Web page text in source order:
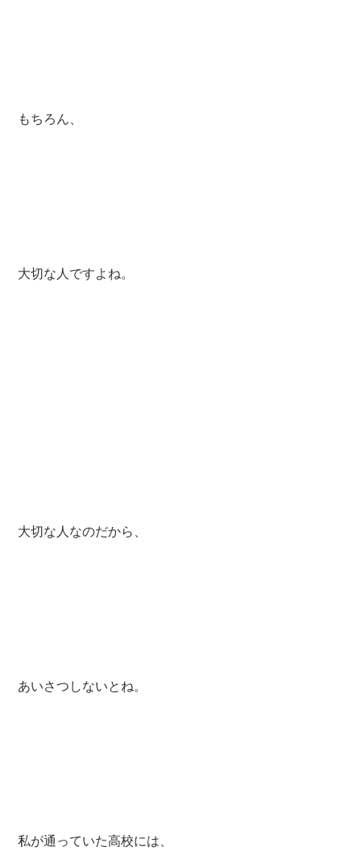
もちろん、
大切な人ですよね。
大切な人なのだから、
あいさつしないとね。
私が通っていた高校には、